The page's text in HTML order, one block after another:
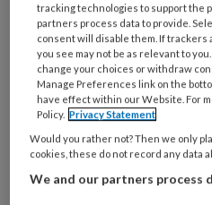
Nagelreparatie met
2013; 26 (9)(PDF)
Reageer op dit artikel
acryl casus ellen van
tracking technologies to support the
partners process data to provide.
consent will disable them. If trackers
you see may not be as relevant to
change your choices or withdraw
Manage Preferences link on the
have effect within our Website. For
Policy. Privacy Statement
Would you rather not? Then we only
cookies, these do not record any data
We and our partners process